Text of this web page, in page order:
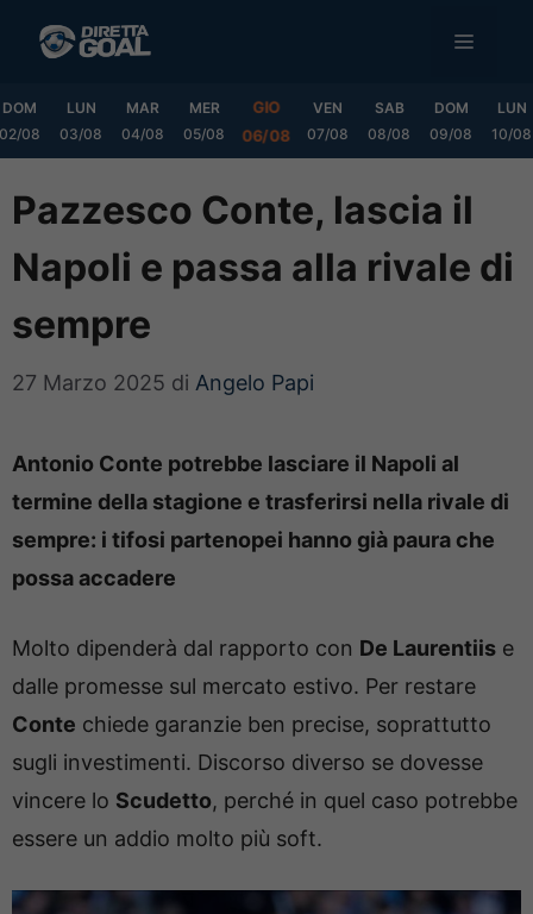
MENU
DOM
02/08
LUN
03/08
MAR
04/08
MER
05/08
GIO
06/08
VEN
07/08
SAB
08/08
DOM
09/08
LUN
10/08
Pazzesco Conte, lascia il
Napoli e passa alla rivale di
sempre
27 Marzo 2025 di Angelo Papi
Antonio Conte potrebbe lasciare il Napoli al
termine della stagione e trasferirsi nella rivale di
sempre: i tifosi partenopei hanno già paura che
possa accadere
Molto dipenderà dal rapporto con De Laurentiis e
dalle promesse sul mercato estivo. Per restare
Conte chiede garanzie ben precise, soprattutto
sugli investimenti. Discorso diverso se dovesse
vincere lo Scudetto, perché in quel caso potrebbe
essere un addio molto più soft.